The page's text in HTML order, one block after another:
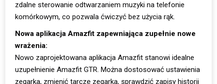
zdalne sterowanie odtwarzaniem muzyki na telefonie
komórkowym, co pozwala ćwiczyć bez użycia rąk.
Nowa aplikacja Amazfit zapewniająca zupełnie nowe
wrażenia:
Nowo zaprojektowana aplikacja Amazfit stanowi idealne
uzupełnienie Amazfit GTR. Można dostosować ustawienia
zegarka, zmienić tarczę zegarka, sprawdzić zapisy historii